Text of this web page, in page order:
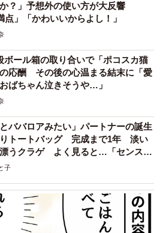
かわいい子おるん！？」大阪出身の
アナが話題…父は元プロ野球選手
さんよりかわいい」「めちゃ爽や
メディア
中に3度も出会った運命的カップル
ない「ジョージアの熱い夜」に「も
！」藤井が猛ツッコミ連発【新婚さ
ニュース
に3度も出会った運命的カップル
ない「ジョージアの熱い夜」に「も
！」藤井が猛ツッコミ連発【新婚さ
ニュース
ッチでもバズりたい」願いかなった！
カーの投稿が4100万再生 他業種も